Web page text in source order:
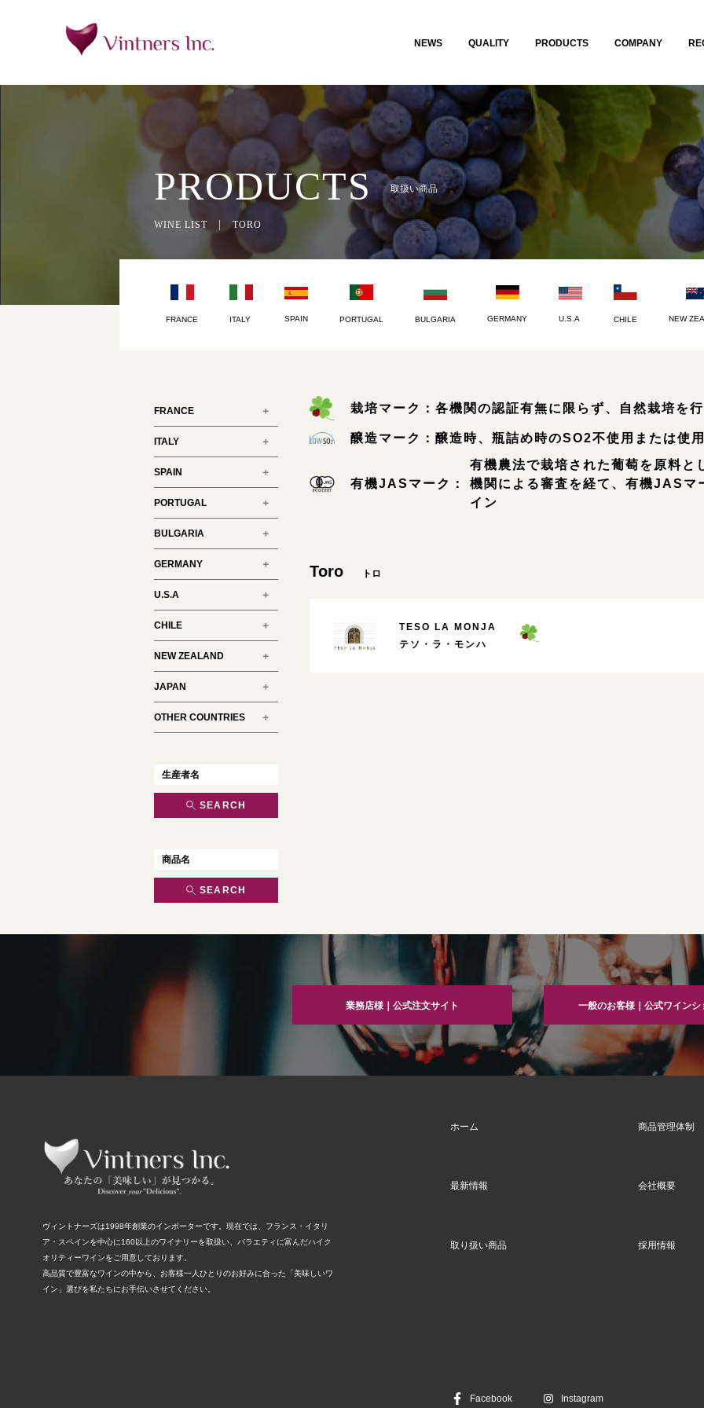
NEWS QUALITY PRODUCTS COMPANY
PRODUCTS 取扱い商品
WINE LIST TORO
FRANCE ITALY SPAIN PORTUGAL BULGARIA GERMANY U.S.A CHILE NEW
FRANCE
ITALY
SPAIN
PORTUGAL
BULGARIA
GERMANY
U.S.A
CHILE
NEW ZEALAND
JAPAN
OTHER COUNTRIES
SEARCH
SEARCH
栽培マーク：各機関の認証有無に限らず、自然栽培を
醸造マーク：醸造時、瓶詰め時のSO2不使用または使
有機JASマーク：
有機農法で栽培された葡萄を原料と
機関による審査を経て、有機JASマ
イン
Toro トロ
TESO LA MONJA
テソ・ラ・モンハ
業務店様｜公式注文サイト 一般のお客様｜公式ワインシ
ヴィントナーズは1998年創業のインポーターです。現在では、フランス・イタリ
ア・スペインを中心に160以上のワイナリーを取扱い、バラエティに富んだハイク
オリティーワインをご用意しております。
高品質で豊富なワインの中から、お客様一人ひとりのお好みに合った「美味しいワ
イン」選びを私たちにお手伝いさせてください。
ホーム 商品管理体制
最新情報 会社概要
取り扱い商品 採用情報
Facebook Instagram